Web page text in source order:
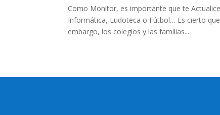
Como Monitor, es importante que te
Informática, Ludoteca o Fútbol… Es cierto
embargo, los colegios y las familias...